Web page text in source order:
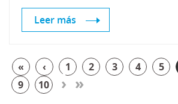
Leer más
« ‹ 1 2 3 4 5
9
10 › »